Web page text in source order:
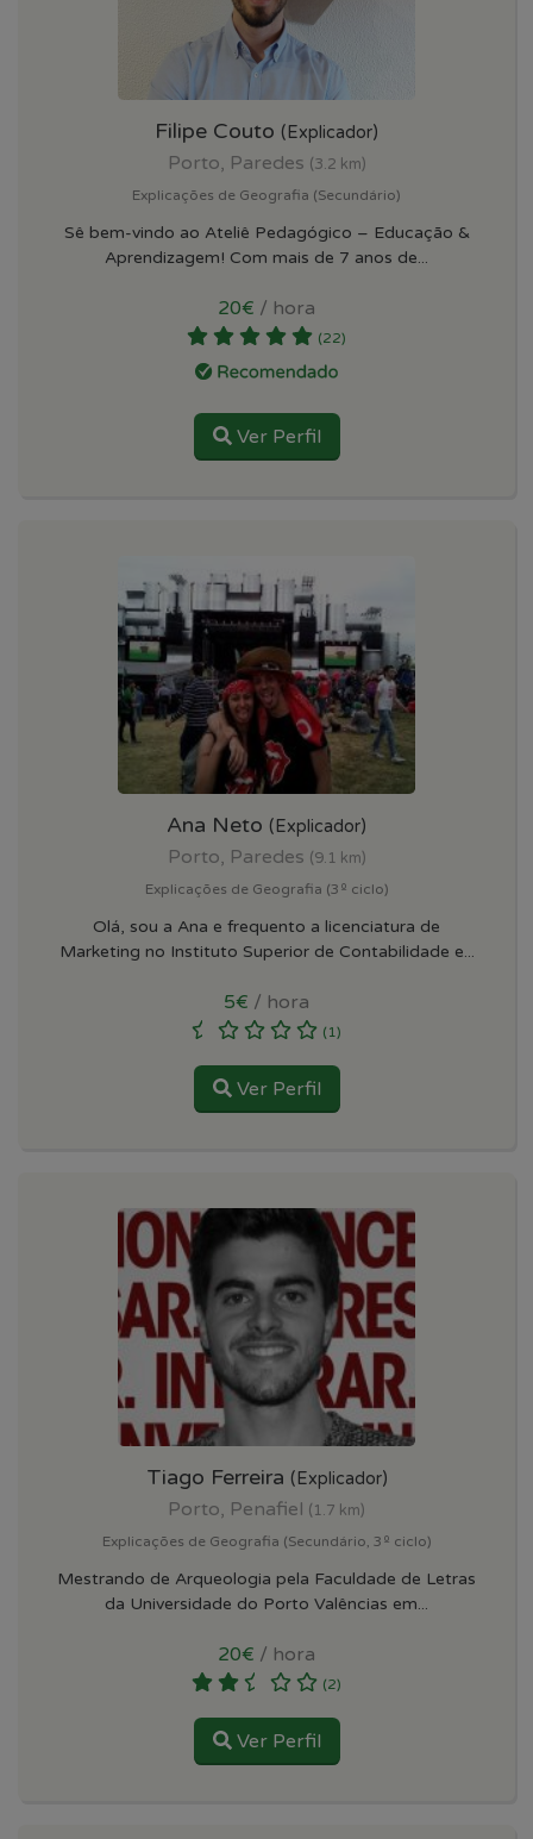
Filipe Couto (Explicador)
Porto, Paredes (3.2 km)
Explicações de Geografia (Secundário)
Sê bem-vindo ao Ateliê Pedagógico – Educação &
Aprendizagem! Com mais de 7 anos de...
20€ / hora
(22)
Ver Perfil
Ana Neto (Explicador)
Porto, Paredes (9.1 km)
Explicações de Geografia (3º ciclo)
Olá, sou a Ana e frequento a licenciatura de
Marketing no Instituto Superior de Contabilidade e...
5€ / hora
(1)
Ver Perfil
Tiago Ferreira (Explicador)
Porto, Penafiel (1.7 km)
Explicações de Geografia (Secundário, 3º ciclo)
Mestrando de Arqueologia pela Faculdade de Letras
da Universidade do Porto Valências em...
20€ / hora
(2)
Ver Perfil